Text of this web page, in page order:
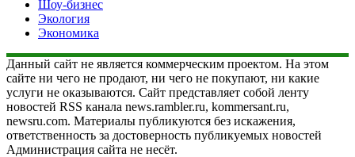
Шоу-бизнес
Экология
Экономика
Данный сайт не является коммерческим проектом. На этом
сайте ни чего не продают, ни чего не покупают, ни какие
услуги не оказываются. Сайт представляет собой ленту
новостей RSS канала news.rambler.ru, kommersant.ru,
newsru.com. Материалы публикуются без искажения,
ответственность за достоверность публикуемых новостей
Администрация сайта не несёт.